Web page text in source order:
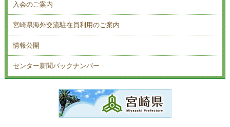
入会のご案内
宮崎県海外交流駐在員利用のご案内
情報公開
センター新聞バックナンバー